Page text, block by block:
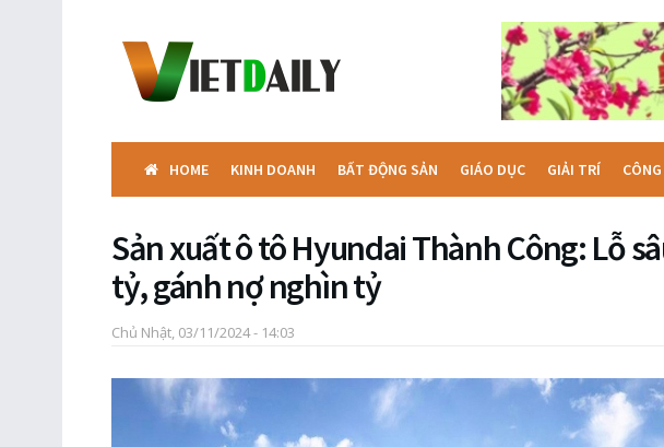
HOME KINH DOANH BẤT ĐỘNG SẢN GIÁO DỤC GIẢI TRÍ
Sản xuất ô tô Hyundai Thành Công: Lỗ
tỷ, gánh nợ nghìn tỷ
Chủ Nhật, 03/11/2024 - 14:03